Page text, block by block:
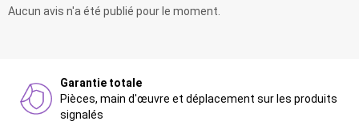
Aucun avis n'a été publié pour le moment.
Garantie totale
Pièces, main d'œuvre et déplacement sur les produits
signalés